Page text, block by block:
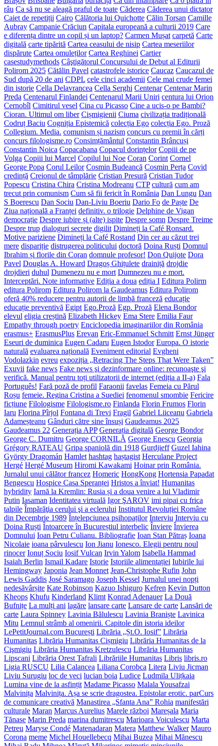
râu Ca să nu se aleagă praful de toate Căderea Căderea unui dictator
Caiet de repetiții Cairo Călătoria lui Quichotte Călin Torsan Camille
Aubray Campanie Crăciun Capitala europeană a culturii 2019 Care
e diferența dintre un copil și un laptop? Carmen Mușat carpetă Carte
digitală carte tipărită Cartea ceasului de nisip Cartea meseriilor
dispărute Cartea omuleților Cartea Reghinei Cartier
casestudymethods Câştigătorul Concursului de Debut al Editurii
Polirom 2025 Cătălin Pavel catastrofele istorice Caucaz Caucazul de
Sud după 20 de ani CDPL cele cinci academii Cele mai crude femei
din istorie Cella Delavrancea Cella Serghi Centenar Centenar Marin
Preda Centenarul Finlandei Centenarul Marii Uniri centura lui Orion
Cernobîl Cimitirul vesel Cina cu Picasso Cine a ucis-o pe Bambi?
Cioran. Ultimul om liber Cișmigienii Ciuma civilizația tradițională
Codruț Baciu Cogniția Epistemică colecția Ego colecția Ego. Proză
Collegium. Media. comunism și nazism concurs cu premii în cărți
concurs filologisme.ro Consimțământul Constantin Brâncuși
Constantin Noica Copacabana Copacul dorințelor Copiii de pe
Volga Copiii lui Marcel Copilul lui Noe Coran Corint Cornel
George Popa Corul Leilor Cosmin Budeancă Cosmin Perța Covid
credință Creionul de tâmplărie Cristian Presură Cristian Tudor
Popescu Cristina Chira Cristina Modreanu CTP cultură cum am
trecut prin comunism Cum să fii fericit în România Dan Lungu Dan
S Boerescu Dan Sociu Dan-Liviu Boeriu Dario Fo de Paște De
Ziua națională a Franței definitiv. o trilogie Delphine de Vigan
democrație Despre iubire și (alte) ispite Despre somn Despre Treime
Despre trup dialoguri secrete digilit Dimineți la Café Ronsard.
Motive pariziene Dimineți la Café Rostand Din cer au căzut trei
mere dispariție distrugerea politicului doctoră Doina Ruști Domnul
Ibrahim și florile din Coran domnule profesor! Don Quijote Dora
Pavel Douglas A. Howard Dragoș Ghițulete drainiță drojdie
drojdieri duhul Dumenezu nu e mort Dumnezeu nu e mort.
Interceptări. Note informative Ediția a doua ediția I Editura Polirm
editura Polirom Editura Polirom la Gaudeamus Editura Polirom
oferă 40% reducere pentru autorii de limbă franceză educație
educație preventivă Egipt Ego.Proză Egp. Proză Elena Bondor
elevul eligia creștină Elizabeth Hickey Ema Stere Emilia Faur
Empathy through poetry Enciclopedia imaginariilor din România
erasmus+ ErasmusPlus Erevan Eric-Emmanuel Schmitt Ernst Jünger
Eseuri de duminica Eugen Cadaru Eugen Istodor Europa. O istorie
naturală evaluarea națională Eveniment editorial Evgheni
Vodolazkin evreu expoziția „Retracing The Steps That Were Taken”
Exuvii fake news Fake news şi dezinformare online: recunoaşte şi
verifică. Manual pentru toți utilizatorii de internet (ediția a II-a) Fala
Português! Fară poză de profil Faraonii favelas Femeia cu Părul
Roșu femeie. Regina Cristina a Suediei fenomenul smombie Fericire
ficțiune Filologisme Filologisme.ro Finlanda Florin Frumos Florin
Iaru Florina Pîrjol Fontana di Trevi Fragil Gabriel Liiceanu Gabriela
Adameșteanu Gânduri către sine însuși Gaudeamus 2025
Gaudeamus 22 Generația APP Generația digitală George Bondor
George C. Dumitru George CORNILĂ George Enescu Georgia
Grégory RATEAU Gripa spaniolă din 1918 Gurdjieff Guzel Iahina
György Dragomán Hamlet hashtag haștagist Herculane Project
Hergé Hergé Museum Hiromi Kawakami Hoinar prin România.
Jurnalul unui călător francez Homeric HongKong Hortensia Papadat
Bengescu Hospice Casa Speranței Hristos a înviat! Humanitas
hybridity Iarnă la Kremlin: Rusia și a doua venire a lui Vladimir
Putin Iasaman Identitatea virtuală Igor ŞAROV imi pipai cu frica
talpile Împărăţia cerului şi a eclerului Institutul Revoluției Române
din Decembrie 1989 Înțelepciunea psihopaților Interviu Interviu cu
Doina Ruști Întoarcere în Bucureștiul interbelic Înviere Învierea
Domnului Ioan Petru Culianu. Bibliografie Ioan Stan Pătraș Ioana
Nicolaie ioana pârvulescu Ion Jianu Ionesco. Elegii pentru noul
rinocer Ionuț Sociu Iosif Vulcan Irvin Yalom Isabella Hammad
Isaiah Berlin Ismail Kadare Istorie Istoriile alimentației Iubirile lui
Hemingway Japonia Jean Monnet Jean-Christophe Rufin John
Lewis Gaddis José Saramago Joseph Kessel Jurnalul unei nopți
nedesăvârșite Kate Robinson Kazuo Ishiguro Kefren Kevin Dutton
Kheops Khufu Kinderland Klimt Konrad Adenauer La Două
Bufnițe La mulți ani lagăre lansare carte Lansare de carte Lansări de
carte Laura Spinney Lavinia Bălulescu Lavinia Braniște Lavinica
Mitu Lemnul strâmb al omenirii. Capitole din istoria ideilor
LePetitJournal.com București Librăria „Șt.O. Iosif” Librăria
Humanitas Librăria Humanitas Cișmigiu Librăria Humanitas de la
Cişmigiu Librăria Humanitas Kretzulescu Librăria Humanitas
Lipscani Librăria Orest Tafrali Librăriile Humanitas Libris libris.ro
Ligia RUSCU Lilia Calancea Liliana Corobca Litera Liviu Jicman
Liviu Surugiu loc de veci lucian boia Ludice Ludmila Ulițkaia
Lumina vine de la asfințit Madame Picasso Malala Yousafzai
Malvinița Malvinița. Așa se scrie dragostea. Epistolar erotic. parCurs
de comunicare creativă Manastirea „Sfanta Ana” Rohia manifestări
culturale Maran Marcus Aurelius Marele război Mareșala Maria
Tănase Marin Preda marina dumitrescu Marioara Voiculescu Marta
Petreu Maryse Condé Matenadaran Matera Matthew Walker Mauro
Corona meme Michel Houellebecq Mihai Buzea Mihai Mănescu